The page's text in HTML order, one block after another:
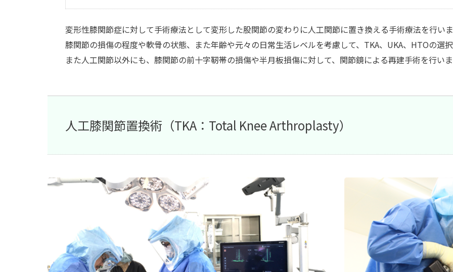
変形性膝関節症に対して手術療法として変形した股関節の変わりに人工関節に置き換える手術療法を行いま
膝関節の損傷の程度や軟骨の状態、また年齢や元々の日常生活レベルを考慮して、TKA、UKA、HTOの選択
また人工関節以外にも、膝関節の前十字靭帯の損傷や半月板損傷に対して、関節鏡による再建手術を行いま
人工膝関節置換術（TKA：Total Knee Arthroplasty）